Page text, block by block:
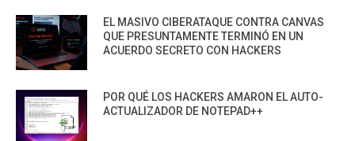
EL MASIVO CIBERATAQUE CONTRA CANVAS
QUE PRESUNTAMENTE TERMINÓ EN UN
ACUERDO SECRETO CON HACKERS
POR QUÉ LOS HACKERS AMARON EL AUTO-
ACTUALIZADOR DE NOTEPAD++